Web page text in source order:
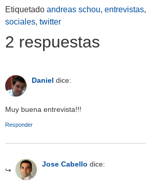
Etiquetado andreas schou, entrevistas,
sociales, twitter
2 respuestas
Daniel dice:
Muy buena entrevista!!!
Responder
Jose Cabello dice: